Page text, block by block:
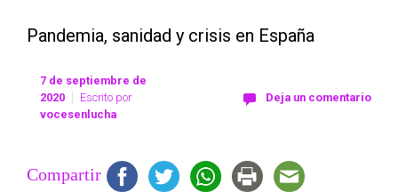
Pandemia, sanidad y crisis en España
7 de septiembre de
2020
Escrito por
vocesenlucha
Deja un comentario
Compartir